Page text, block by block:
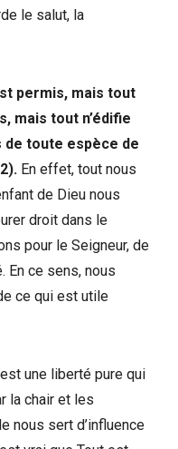
le salut, la
permis, mais tout
mais tout n’édifie
de toute espèce de
En effet, tout nous
de Dieu nous
droit dans le
pour le Seigneur, de
En ce sens, nous
ce qui est utile
une liberté pure qui
la chair et les
nous sert d’influence